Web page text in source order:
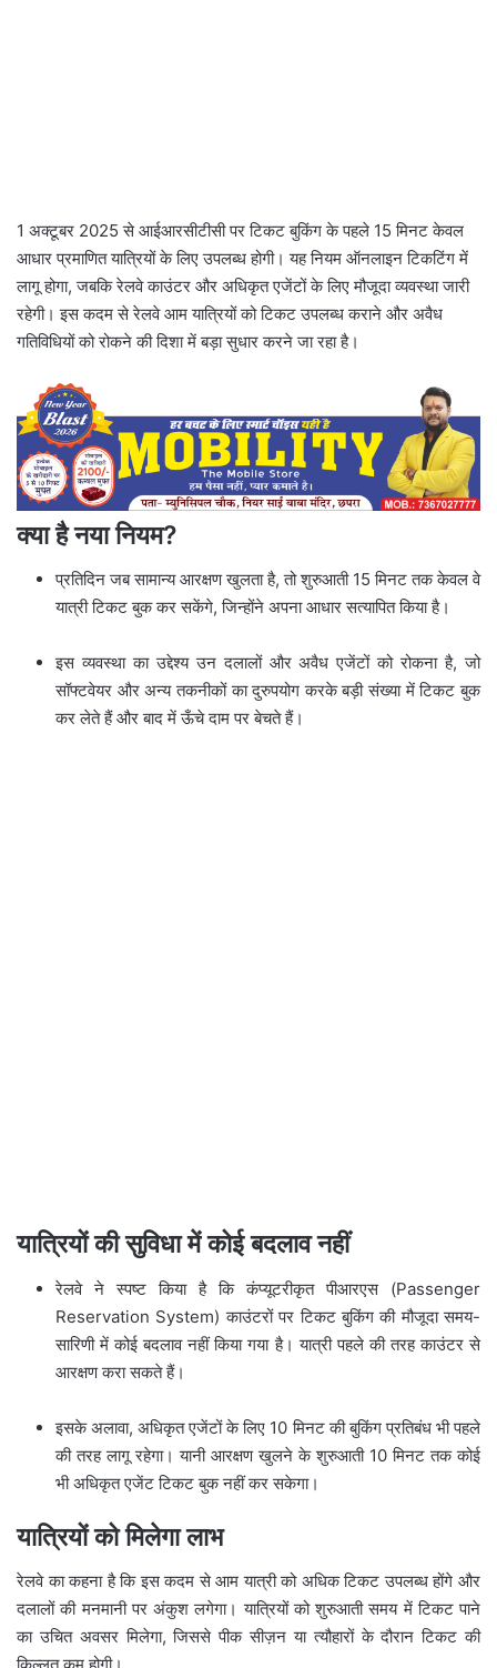
1 अक्टूबर 2025 से आईआरसीटीसी पर टिकट बुकिंग के पहले 15 मिनट केवल
आधार प्रमाणित यात्रियों के लिए उपलब्ध होगी। यह नियम ऑनलाइन टिकटिंग में
लागू होगा, जबकि रेलवे काउंटर और अधिकृत एजेंटों के लिए मौजूदा व्यवस्था जारी
रहेगी। इस कदम से रेलवे आम यात्रियों को टिकट उपलब्ध कराने और अवैध
गतिविधियों को रोकने की दिशा में बड़ा सुधार करने जा रहा है।
क्या है नया नियम?
प्रतिदिन जब सामान्य आरक्षण खुलता है, तो शुरुआती 15 मिनट तक केवल वे
यात्री टिकट बुक कर सकेंगे, जिन्होंने अपना आधार सत्यापित किया है।
इस व्यवस्था का उद्देश्य उन दलालों और अवैध एजेंटों को रोकना है, जो
सॉफ्टवेयर और अन्य तकनीकों का दुरुपयोग करके बड़ी संख्या में टिकट बुक
कर लेते हैं और बाद में ऊँचे दाम पर बेचते हैं।
यात्रियों की सुविधा में कोई बदलाव नहीं
रेलवे ने स्पष्ट किया है कि कंप्यूटरीकृत पीआरएस (Passenger
Reservation System) काउंटरों पर टिकट बुकिंग की मौजूदा समय-
सारिणी में कोई बदलाव नहीं किया गया है। यात्री पहले की तरह काउंटर से
आरक्षण करा सकते हैं।
इसके अलावा, अधिकृत एजेंटों के लिए 10 मिनट की बुकिंग प्रतिबंध भी पहले
की तरह लागू रहेगा। यानी आरक्षण खुलने के शुरुआती 10 मिनट तक कोई
भी अधिकृत एजेंट टिकट बुक नहीं कर सकेगा।
यात्रियों को मिलेगा लाभ
रेलवे का कहना है कि इस कदम से आम यात्री को अधिक टिकट उपलब्ध होंगे और
दलालों की मनमानी पर अंकुश लगेगा। यात्रियों को शुरुआती समय में टिकट पाने
का उचित अवसर मिलेगा, जिससे पीक सीज़न या त्यौहारों के दौरान टिकट की